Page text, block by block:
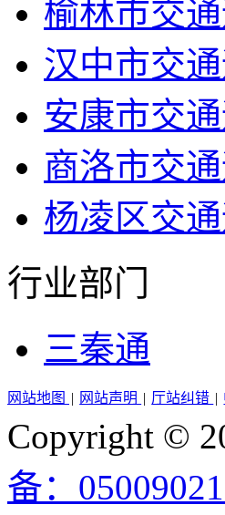
榆林市交
汉中市交
安康市交
商洛市交
杨凌区交
行业部门
三秦通
网站地图 | 网站声明 | 厅站纠错 |
Copyright ©
备：